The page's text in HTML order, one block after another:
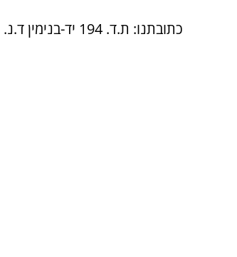
כתובתנו: ת.ד. 194 יד-בנימין ד.נ. נחל שורק